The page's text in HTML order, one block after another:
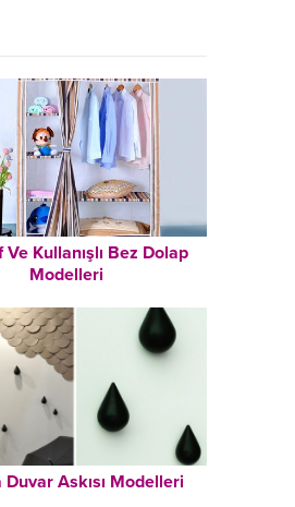
Kullanışlı Bez Dolap
Modelleri
Askısı Modelleri